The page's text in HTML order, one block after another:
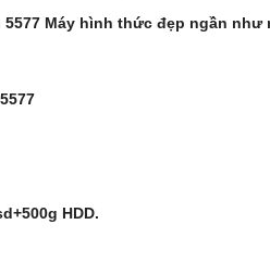
Máy hình thức đẹp ngần như
HDD.